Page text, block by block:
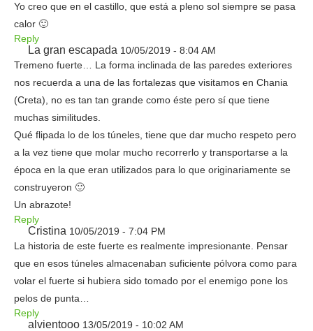
Yo creo que en el castillo, que está a pleno sol siempre se pasa
calor 🙂
Reply
La gran escapada 10/05/2019 - 8:04 AM
Tremeno fuerte… La forma inclinada de las paredes exteriores
nos recuerda a una de las fortalezas que visitamos en Chania
(Creta), no es tan tan grande como éste pero sí que tiene
muchas similitudes.
Qué flipada lo de los túneles, tiene que dar mucho respeto pero
a la vez tiene que molar mucho recorrerlo y transportarse a la
época en la que eran utilizados para lo que originariamente se
construyeron 🙂
Un abrazote!
Reply
Cristina 10/05/2019 - 7:04 PM
La historia de este fuerte es realmente impresionante. Pensar
que en esos túneles almacenaban suficiente pólvora como para
volar el fuerte si hubiera sido tomado por el enemigo pone los
pelos de punta…
Reply
alvientooo 13/05/2019 - 10:02 AM